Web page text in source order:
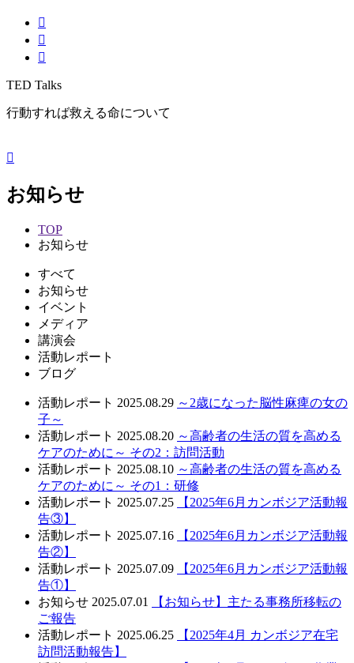
TED Talks
行動すれば救える命について
お知らせ
TOP
お知らせ
すべて
お知らせ
イベント
メディア
講演会
活動レポート
ブログ
活動レポート 2025.08.29 ～2歳になった脳性麻痺の女の
子～
活動レポート 2025.08.20 ～高齢者の生活の質を高める
ケアのために～ その2：訪問活動
活動レポート 2025.08.10 ～高齢者の生活の質を高める
ケアのために～ その1：研修
活動レポート 2025.07.25
【2025年6月カンボジア活動報
告③】
活動レポート 2025.07.16
【2025年6月カンボジア活動報
告②】
活動レポート 2025.07.09
【2025年6月カンボジア活動報
告①】
お知らせ 2025.07.01
【お知らせ】主たる事務所移転の
ご報告
活動レポート 2025.06.25
【2025年4月 カンボジア在宅
訪問活動報告】